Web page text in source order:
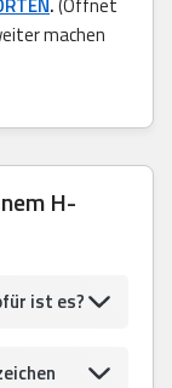
machen
H-
ist es?